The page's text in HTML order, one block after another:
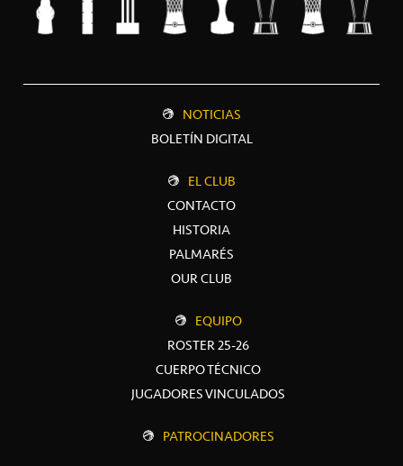
NOTICIAS
BOLETÍN DIGITAL
EL CLUB
CONTACTO
HISTORIA
PALMARÉS
OUR CLUB
EQUIPO
ROSTER 25-26
CUERPO TÉCNICO
JUGADORES VINCULADOS
PATROCINADORES